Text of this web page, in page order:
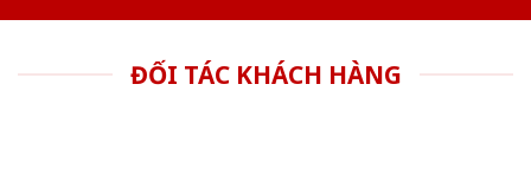
ĐỐI TÁC KHÁCH HÀNG